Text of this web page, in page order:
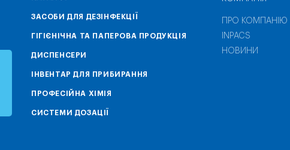
ЗАСОБИ ДЛЯ ДЕЗІНФЕКЦІЇ
ГІГІЄНІЧНА ТА ПАПЕРОВА ПРОДУКЦІЯ
ДИСПЕНСЕРИ
ІНВЕНТАР ДЛЯ ПРИБИРАННЯ
ПРОФЕСІЙНА ХІМІЯ
СИСТЕМИ ДОЗАЦІЇ
ПРО КОМПАНІЮ
INPACS
НОВИНИ